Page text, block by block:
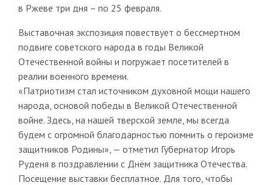
в Ржеве три дня – по 25 февраля.
Выставочная экспозиция повествует о бессмертном
подвиге советского народа в годы Великой
Отечественной войны и погружает посетителей в
реалии военного времени.
«Патриотизм стал источником духовной мощи нашего
народа, основой победы в Великой Отечественной
войне. Здесь, на нашей тверской земле, мы всегда
будем с огромной благодарностью помнить о героизме
защитников Родины», — отметил Губернатор Игорь
Руденя в поздравлении с Днём защитника Отечества.
Посещение выставки бесплатное. Для того, чтобы